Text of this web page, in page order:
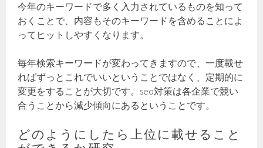
今年のキーワードで多く入力されているものを知って
おくことで、内容もそのキーワードを含めることによ
ってヒットしやすくなります。
毎年検索キーワードが変わってきますので、一度載せ
ればずっとこれでいいということではなく、定期的に
変更をすることが大切です。seo対策は各企業で競い
合うことから減少傾向にあるということです。
どのようにしたら上位に載せること